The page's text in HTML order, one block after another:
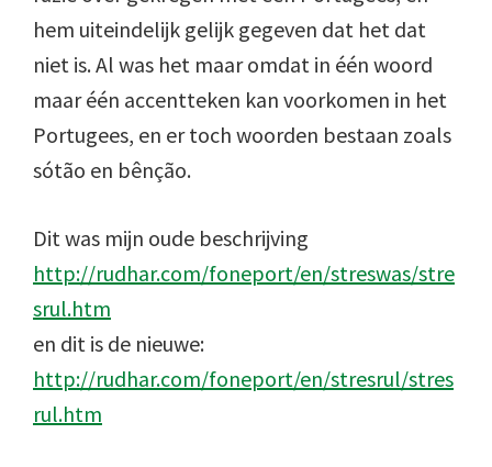
hem uiteindelijk gelijk gegeven dat het dat
niet is. Al was het maar omdat in één woord
maar één accentteken kan voorkomen in het
Portugees, en er toch woorden bestaan zoals
sótão en bênção.
Dit was mijn oude beschrijving
http://rudhar.com/foneport/en/streswas/stre
srul.htm
en dit is de nieuwe:
http://rudhar.com/foneport/en/stresrul/stres
rul.htm